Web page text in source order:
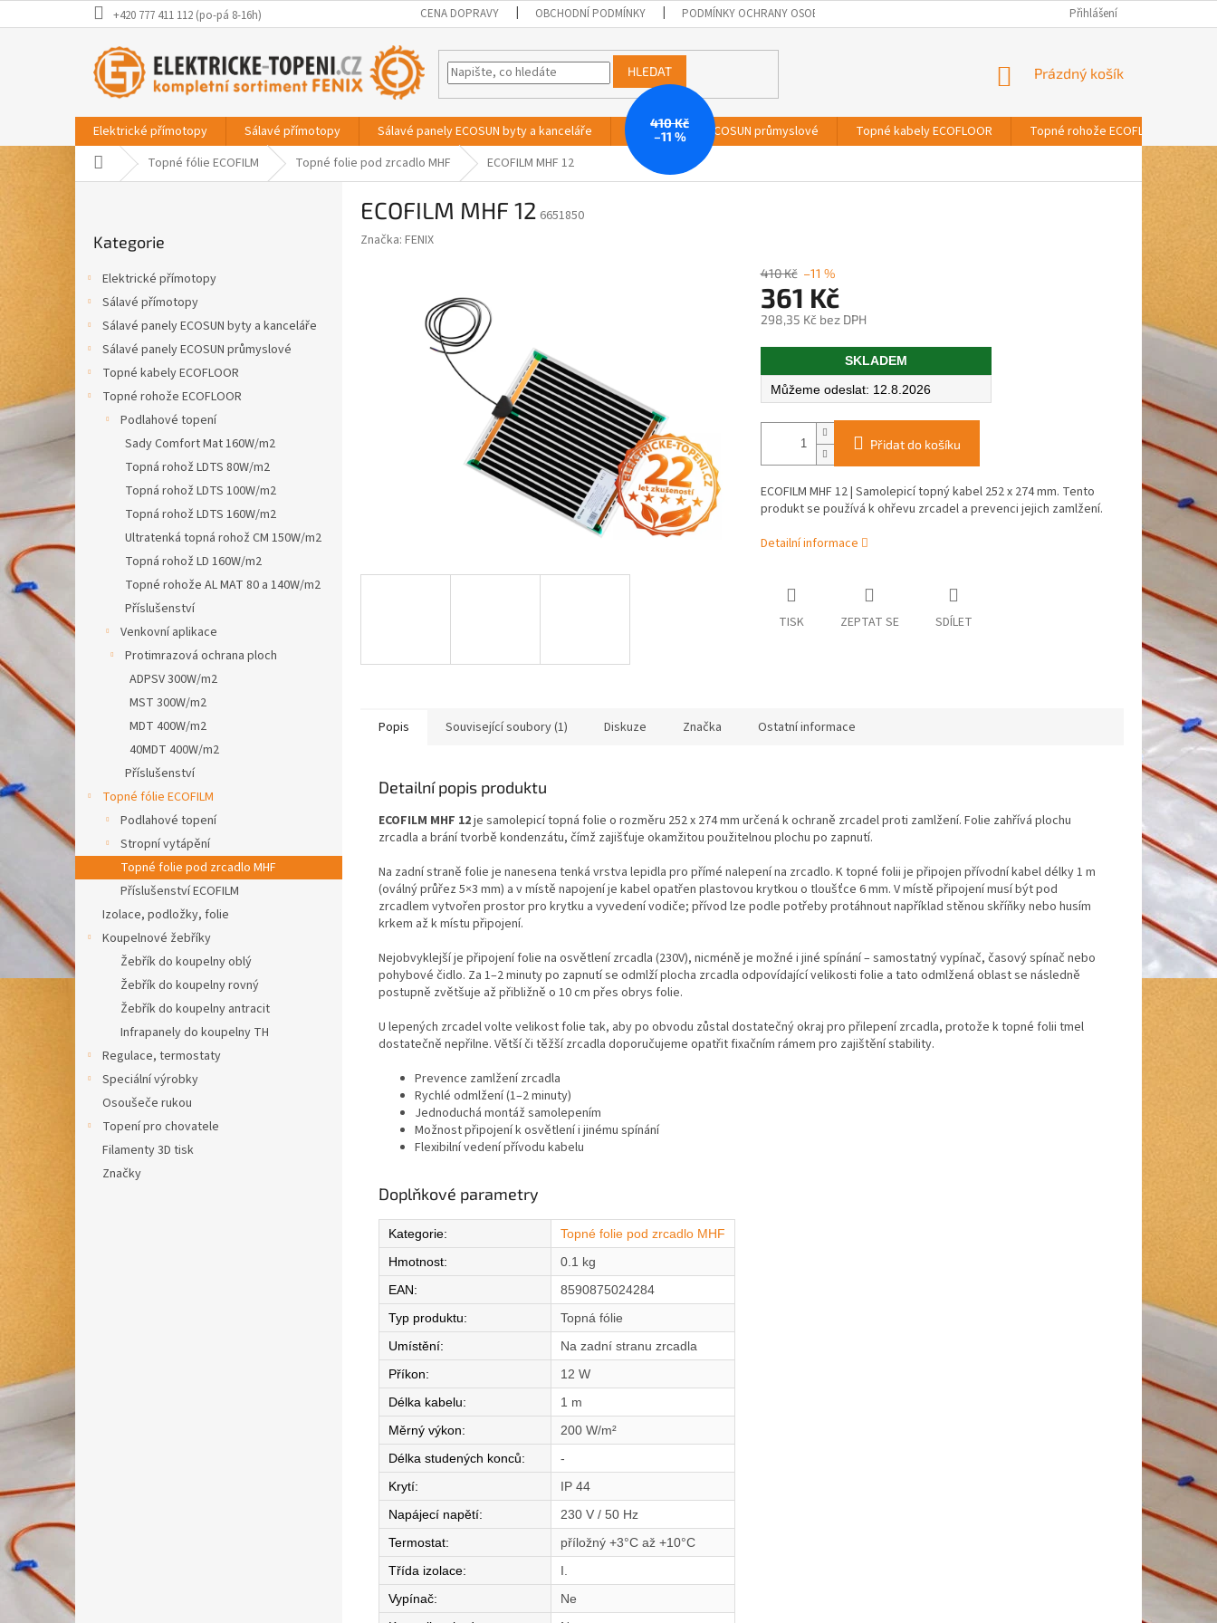
na
+420 777 411 112 (po-pá 8-16h) CENA DOPRAVY OBCHODNÍ PODMÍNKY PODMÍNKY OCHRANY OSOBNÍCH ÚDAJŮ Přihlášení
HLEDAT
NÁKUPNÍ
Prázdný košík
Elektrické přímotopy Sálavé přímotopy Sálavé panely ECOSUN byty a kanceláře Sálavé panely ECOSUN průmyslové Topné kabely ECOFLOOR Topné rohože ECOFLOOR
Domů Topné fólie ECOFILM Topné folie pod zrcadlo MHF ECOFILM MHF 12
a
e
kategorie
Kategorie
Elektrické přímotopy
Sálavé přímotopy
Sálavé panely ECOSUN byty a kanceláře
Sálavé panely ECOSUN průmyslové
Topné kabely ECOFLOOR
Topné rohože ECOFLOOR
Podlahové topení
Sady Comfort Mat 160W/m2
Topná rohož LDTS 80W/m2
Topná rohož LDTS 100W/m2
Topná rohož LDTS 160W/m2
Ultratenká topná rohož CM 150W/m2
Topná rohož LD 160W/m2
Topné rohože AL MAT 80 a 140W/m2
Příslušenství
Venkovní aplikace
Protimrazová ochrana ploch
ADPSV 300W/m2
MST 300W/m2
MDT 400W/m2
40MDT 400W/m2
Příslušenství
Topné fólie ECOFILM
Podlahové topení
Stropní vytápění
Topné folie pod zrcadlo MHF
Příslušenství ECOFILM
Izolace, podložky, folie
Koupelnové žebříky
Žebřík do koupelny oblý
Žebřík do koupelny rovný
Žebřík do koupelny antracit
Infrapanely do koupelny TH
Regulace, termostaty
Speciální výrobky
Osoušeče rukou
Topení pro chovatele
Filamenty 3D tisk
Značky
ECOFILM MHF 12 6651850
Značka: FENIX
410 Kč
–11 %
410 Kč –11 %
361 Kč
298,35 Kč bez DPH
Měrná
SKLADEM
12.8.2026
Přidat do košíku
ECOFILM MHF 12 | Samolepicí topný kabel 252 x 274 mm. Tento
produkt se používá k ohřevu zrcadel a prevenci jejich zamlžení.
Detailní informace
TISK ZEPTAT SE SDÍLET
Popis Související soubory (1) Diskuze Značka Ostatní informace
Detailní popis produktu
ECOFILM MHF 12je samolepicí topná folie o rozměru 252 x 274 mm určená k ochraně zrcadel proti zamlžení. Folie zahřívá plochu
zrcadla a brání tvorbě kondenzátu, čímž zajišťuje okamžitou použitelnou plochu po zapnutí.
Na zadní straně folie je nanesena tenká vrstva lepidla pro přímé nalepení na zrcadlo. K topné folii je připojen přívodní kabel délky 1 m
(oválný průřez 5×3 mm) a v místě napojení je kabel opatřen plastovou krytkou o tloušťce 6 mm. V místě připojení musí být pod
zrcadlem vytvořen prostor pro krytku a vyvedení vodiče; přívod lze podle potřeby protáhnout například stěnou skříňky nebo husím
krkem až k místu připojení.
Nejobvyklejší je připojení folie na osvětlení zrcadla (230V), nicméně je možné i jiné spínání – samostatný vypínač, časový spínač nebo
pohybové čidlo. Za 1–2 minuty po zapnutí se odmlží plocha zrcadla odpovídající velikosti folie a tato odmlžená oblast se následně
postupně zvětšuje až přibližně o 10 cm přes obrys folie.
U lepených zrcadel volte velikost folie tak, aby po obvodu zůstal dostatečný okraj pro přilepení zrcadla, protože k topné folii tmel
dostatečně nepřilne. Větší či těžší zrcadla doporučujeme opatřit fixačním rámem pro zajištění stability.
Prevence zamlžení zrcadla
Rychlé odmlžení (1–2 minuty)
Jednoduchá montáž samolepením
Možnost připojení k osvětlení i jinému spínání
Flexibilní vedení přívodu kabelu
Doplňkové parametry
Kategorie:
Topné folie pod zrcadlo MHF
Hmotnost:
0.1 kg
EAN:
8590875024284
Typ produktu:
Topná fólie
Umístění:
Na zadní stranu zrcadla
Příkon:
12 W
Délka kabelu:
1 m
Měrný výkon:
200 W/m²
Délka studených konců:
-
Krytí:
IP 44
Napájecí napětí:
230 V / 50 Hz
Termostat:
příložný +3°C až +10°C
Třída izolace:
I.
Vypínač:
Ne